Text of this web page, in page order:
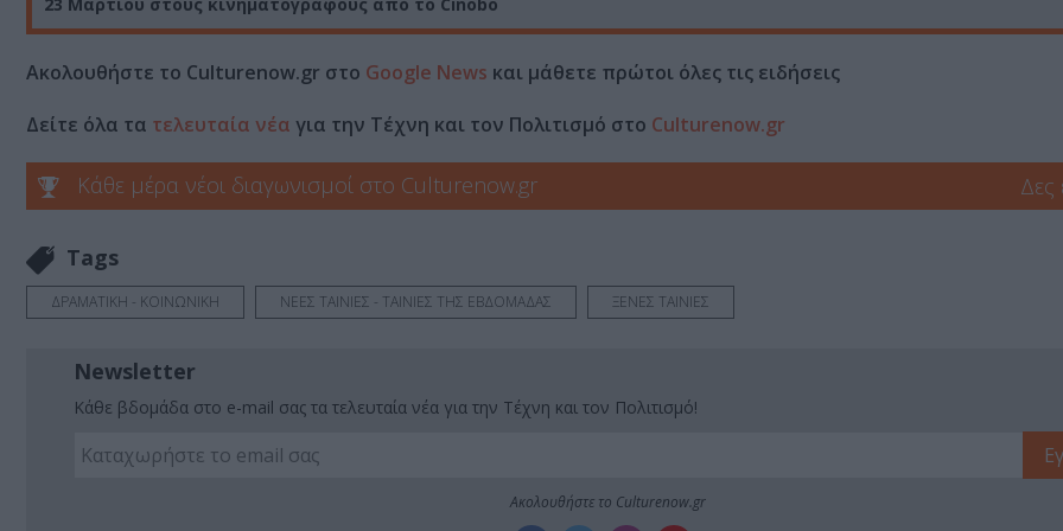
Ακολουθήστε το Culturenow.gr στο Google News και μάθετε πρώτοι όλες τις ειδήσεις
Δείτε όλα τα τελευταία νέα για την Τέχνη και τον Πολιτισμό στο Culturenow.gr
Κάθε μέρα νέοι διαγωνισμοί στο Culturenow.gr Δες
Tags
ΔΡΑΜΑΤΙΚΗ - ΚΟΙΝΩΝΙΚΗ ΝΕΕΣ ΤΑΙΝΙΕΣ - ΤΑΙΝΙΕΣ ΤΗΣ ΕΒΔΟΜΑΔΑΣ ΞΕΝΕΣ ΤΑΙΝΙΕΣ
Newsletter
Κάθε βδομάδα στο e-mail σας τα τελευταία νέα για την Τέχνη και τον Πολιτισμό!
Ακολουθήστε το Culturenow.gr